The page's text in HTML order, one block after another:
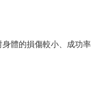
體的損傷較小、成功率